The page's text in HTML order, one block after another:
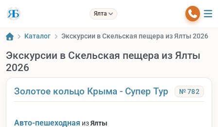
Ялта
Каталог Экскурсии в Скельская пещера из Ялты 2026
Экскурсии в Скельская пещера из Ялты
2026
Золотое кольцо Крыма - Супер Тур № 782
Авто-пешеходная изЯлты